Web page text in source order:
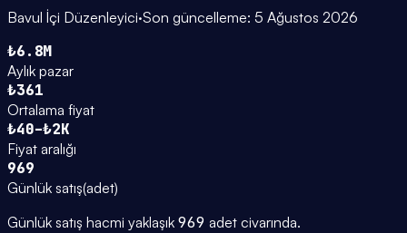
Bavul İçi Düzenleyici·Son güncelleme: 5 Ağustos 2026
₺6.8M
Aylık pazar
₺361
Ortalama fiyat
₺40–₺2K
Fiyat aralığı
969
Günlük satış(adet)
Günlük satış hacmi yaklaşık 969 adet civarında.